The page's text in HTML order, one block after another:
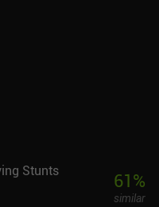
Stunts 61%
similar